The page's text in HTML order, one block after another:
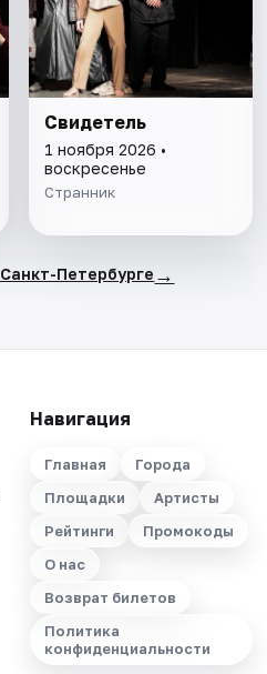
Свидетель
1 ноября 2026 •
воскресенье
Странник
Петербурге →
Навигация
Главная
Города
Площадки
Артисты
Рейтинги
Промокоды
О нас
Возврат билетов
Политика
конфиденциальности